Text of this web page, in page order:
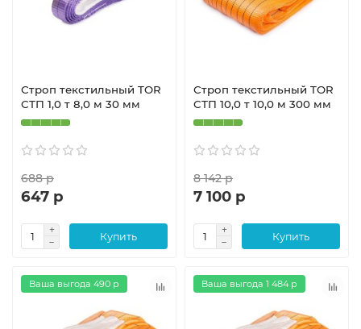
Строп текстильный TOR
СТП 1,0 т 8,0 м 30 мм
688 р
647 р
Купить
Строп текстильный TOR
СТП 10,0 т 10,0 м 300 мм
8 142 р
7 100 р
Купить
Ваша выгода 490 р Ваша выгода 1 484 р